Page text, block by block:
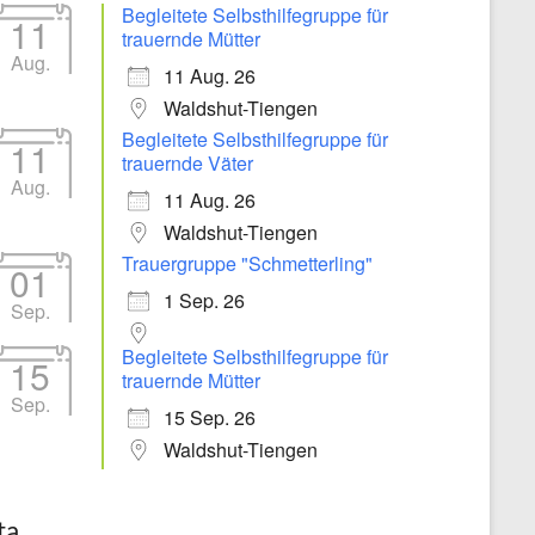
11
Aug.
Begleitete Selbsthilfegruppe für
trauernde Mütter
11 Aug. 26
Waldshut-Tiengen
11
Aug.
Begleitete Selbsthilfegruppe für
trauernde Väter
11 Aug. 26
Waldshut-Tiengen
01
Sep.
Trauergruppe "Schmetterling"
1 Sep. 26
15
Sep.
Begleitete Selbsthilfegruppe für
trauernde Mütter
15 Sep. 26
Waldshut-Tiengen